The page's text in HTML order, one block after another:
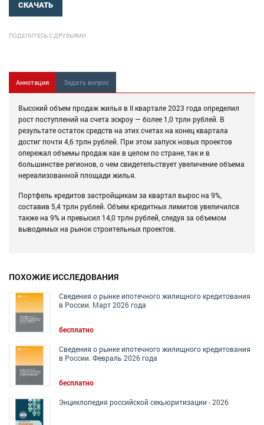
СКАЧАТЬ
ПОДЕЛИТЕСЬ С ДРУЗЬЯМИ
Аннотация Задать вопрос
Высокий объем продаж жилья в II квартале 2023 года определил
рост поступлений на счета эскроу — более 1,0 трлн рублей. В
результате остаток средств на этих счетах на конец квартала
достиг почти 4,6 трлн рублей. При этом запуск новых проектов
опережал объемы продаж как в целом по стране, так и в
большинстве регионов, о чем свидетельствует увеличение объема
нереализованной площади жилья.
Портфель кредитов застройщикам за квартал вырос на 9%,
составив 5,4 трлн рублей. Объем кредитных лимитов увеличился
также на 9% и превысил 14,0 трлн рублей, следуя за объемом
выводимых на рынок строительных проектов.
ПОХОЖИЕ ИССЛЕДОВАНИЯ
Сведения о рынке ипотечного жилищного кредитования
в России. Март 2026 года
бесплатно
Сведения о рынке ипотечного жилищного кредитования
в России. Февраль 2026 года
бесплатно
Энциклопедия российской секьюритизации - 2026